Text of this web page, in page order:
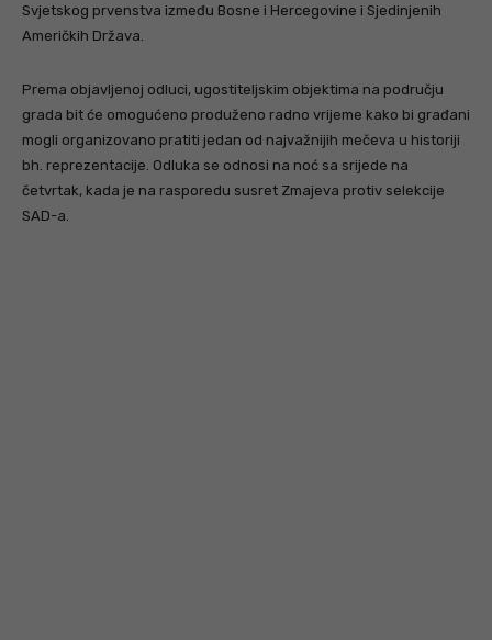
Svjetskog prvenstva između Bosne i Hercegovine i Sjedinjenih
Američkih Država.
Prema objavljenoj odluci, ugostiteljskim objektima na području
grada bit će omogućeno produženo radno vrijeme kako bi građani
mogli organizovano pratiti jedan od najvažnijih mečeva u historiji
bh. reprezentacije. Odluka se odnosi na noć sa srijede na
četvrtak, kada je na rasporedu susret Zmajeva protiv selekcije
SAD-a.